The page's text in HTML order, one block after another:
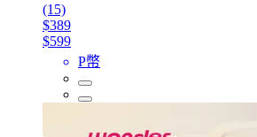
(15)
$389
$599
P幣